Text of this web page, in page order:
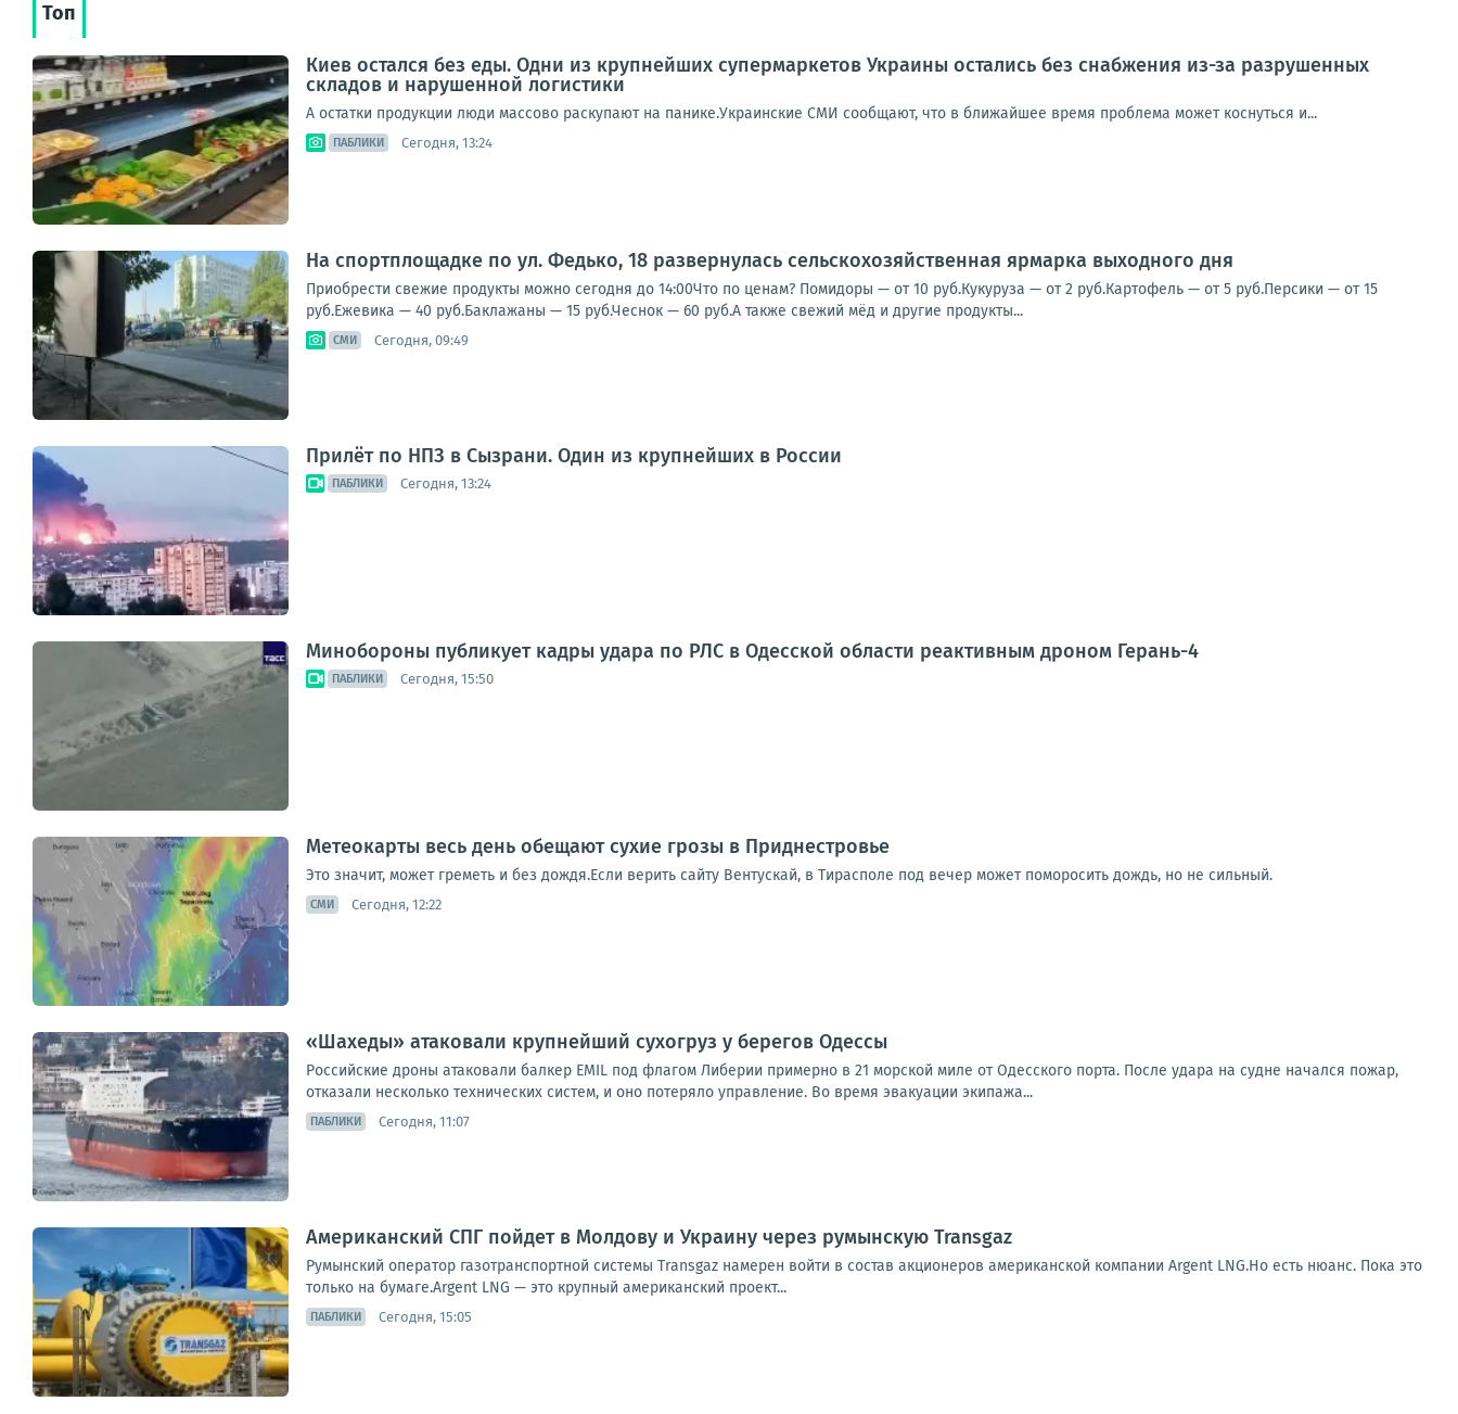
Топ
Киев остался без еды. Одни из крупнейших супермаркетов Украины остались без снабжения из-за разрушенных
складов и нарушенной логистики
А остатки продукции люди массово раскупают на панике.Украинские СМИ сообщают, что в ближайшее время проблема может коснуться и...
ПАБЛИКИ Сегодня, 13:24
На спортплощадке по ул. Федько, 18 развернулась сельскохозяйственная ярмарка выходного дня
Приобрести свежие продукты можно сегодня до 14:00Что по ценам? Помидоры — от 10 руб.Кукуруза — от 2 руб.Картофель — от 5 руб.Персики — от 15
руб.Ежевика — 40 руб.Баклажаны — 15 руб.Чеснок — 60 руб.А также свежий мёд и другие продукты...
СМИ Сегодня, 09:49
Прилёт по НПЗ в Сызрани. Один из крупнейших в России
ПАБЛИКИ Сегодня, 13:24
Минобороны публикует кадры удара по РЛС в Одесской области реактивным дроном Герань-4
ПАБЛИКИ Сегодня, 15:50
Метеокарты весь день обещают сухие грозы в Приднестровье
Это значит, может греметь и без дождя.Если верить сайту Вентускай, в Тирасполе под вечер может поморосить дождь, но не сильный.
СМИ Сегодня, 12:22
«Шахеды» атаковали крупнейший сухогруз у берегов Одессы
Российские дроны атаковали балкер EMIL под флагом Либерии примерно в 21 морской миле от Одесского порта. После удара на судне начался пожар,
отказали несколько технических систем, и оно потеряло управление. Во время эвакуации экипажа...
ПАБЛИКИ Сегодня, 11:07
Американский СПГ пойдет в Молдову и Украину через румынскую Transgaz
Румынский оператор газотранспортной системы Transgaz намерен войти в состав акционеров американской компании Argent LNG.Но есть нюанс. Пока это
только на бумаге.Argent LNG — это крупный американский проект...
ПАБЛИКИ Сегодня, 15:05